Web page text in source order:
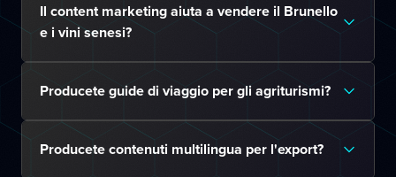
Il content marketing aiuta a vendere il Brunello
e i vini senesi?
Producete guide di viaggio per gli agriturismi?
Producete contenuti multilingua per l'export?